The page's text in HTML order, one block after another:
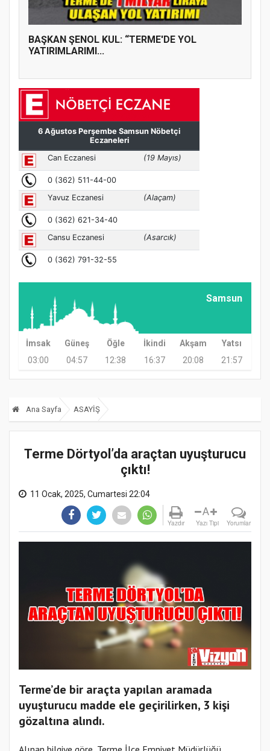
BAŞKAN ŞENOL KUL: “TERME'DE YOL
YATIRIMLARIMI...
Samsun
İmsak Güneş Öğle İkindi Akşam
Yatsı
03:00
04:57 12:38 16:37 20:08 21:57
Ana Sayfa ASAYİŞ
Terme Dörtyol’da araçtan uyuşturucu
çıktı!
11 Ocak, 2025, Cumartesi 22:04
Yazdır
A
Yazı Tipi Yorumlar
Terme’de bir araçta yapılan aramada
uyuşturucu madde ele geçirilirken, 3 kişi
gözaltına alındı.